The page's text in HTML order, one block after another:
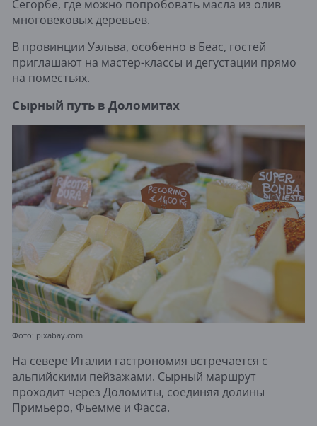
Сегорбе, где можно попробовать масла из олив
многовековых деревьев.
В провинции Уэльва, особенно в Беас, гостей
приглашают на мастер-классы и дегустации прямо
на поместьях.
Сырный путь в Доломитах
Фото: pixabay.com
На севере Италии гастрономия встречается с
альпийскими пейзажами. Сырный маршрут
проходит через Доломиты, соединяя долины
Примьеро, Фьемме и Фасса.